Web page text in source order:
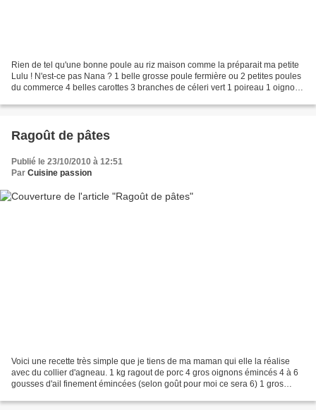
Rien de tel qu'une bonne poule au riz maison comme la préparait ma petite
Lulu ! N'est-ce pas Nana ? 1 belle grosse poule fermière ou 2 petites poules
du commerce 4 belles carottes 3 branches de céleri vert 1 poireau 1 oignon
Ragoût de pâtes
Publié le 23/10/2010 à 12:51
Par Cuisine passion
Voici une recette très simple que je tiens de ma maman qui elle la réalise
avec du collier d'agneau. 1 kg ragout de porc 4 gros oignons émincés 4 à 6
gousses d'ail finement émincées (selon goût pour moi ce sera 6) 1 gros